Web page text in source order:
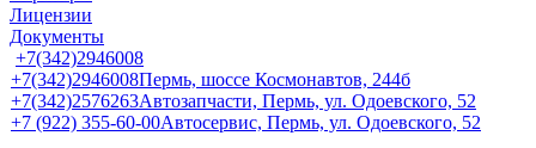
Лицензии
Документы
+7(342)2946008
+7(342)2946008Пермь, шоссе Космонавтов, 244б
+7(342)2576263Автозапчасти, Пермь, ул. Одоевского, 52
+7 (922) 355-60-00Автосервис, Пермь, ул. Одоевского, 52